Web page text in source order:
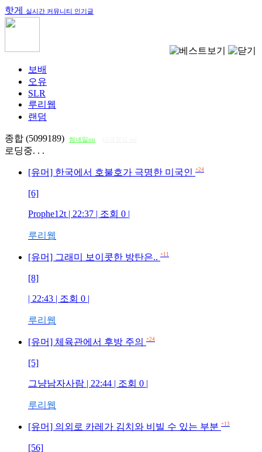
핫게 실시간 커뮤니티 인기글
보배
오유
SLR
루리웹
랜덤
종합 (5099189) 썸네일on
로딩중. . .
[유머] 한국에서 호불호가 극명한 미국인 +24
[6]
Prophe12t | 22:37 | 조회 0 |
루리웹
[유머] 그래미 보이콧한 방탄은.. +11
[8]
| 22:43 | 조회 0 |
루리웹
[유머] 체육관에서 후방 주의 +24
[5]
그냥남자사람 | 22:44 | 조회 0 |
루리웹
[유머] 의외로 카레가 김치와 비빌 수 있는 부분 +13
[56]